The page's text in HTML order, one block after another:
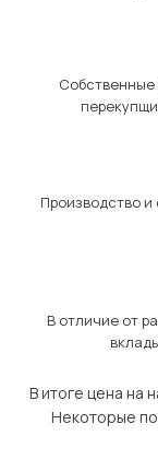
Собственные
Производство
В отличие от
В итоге цена на
Некоторые